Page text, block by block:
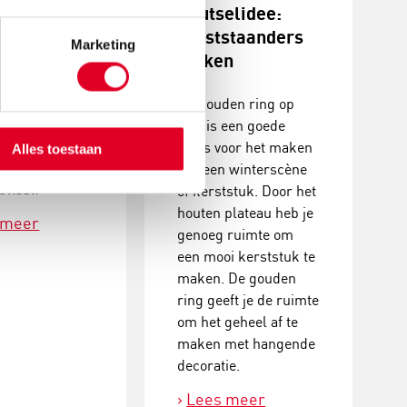
Marketing
Alles toestaan
met
Een
creatieve
met prachtig
Knutselidee:
kerststaanders
maken
De gouden ring op
voet is een goede
basis voor het maken
van een winterscène
of kerststuk. Door het
houten plateau heb je
genoeg ruimte om
een mooi kerststuk te
maken. De gouden
ring geeft je de ruimte
om het geheel af te
maken met hangende
decoratie.
Lees meer